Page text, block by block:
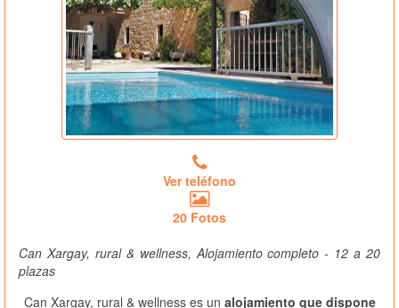
Ver teléfono
20 Fotos
Can Xargay, rural & wellness, Alojamiento completo - 12 a 20
plazas
Can Xargay, rural & wellness es un alojamiento que dispone